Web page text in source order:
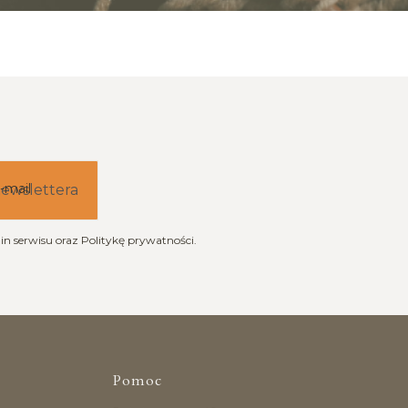
mail
serwisu oraz Politykę prywatności.
Pomoc